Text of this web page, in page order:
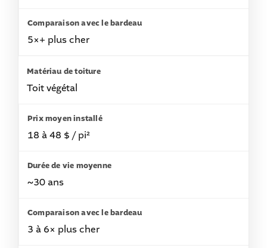
5×+ plus cher
Toit végétal
18 à 48 $ / pi²
~30 ans
3 à 6× plus cher